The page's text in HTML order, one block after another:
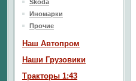
Škoda
Иномарки
Прочие
Наш Aвтопром
Наши Грузовики
Тракторы 1:43